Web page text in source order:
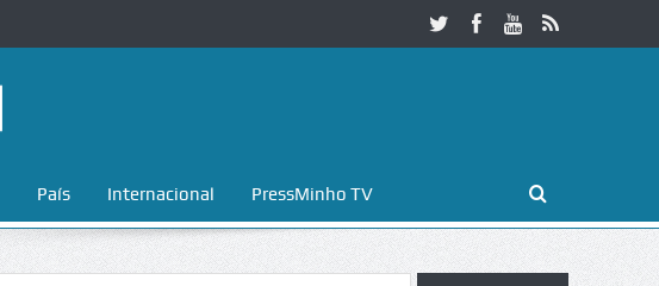
País Internacional PressMinho TV